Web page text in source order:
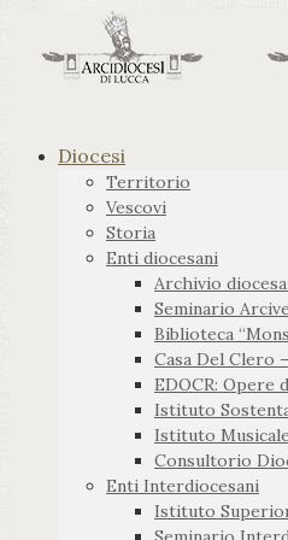
Diocesi
Territorio
Vescovi
Storia
Enti diocesani
Archivio
Seminario
Biblioteca
Casa Del Clero
EDOCR: Opere
Istituto
Istituto
Consultorio
Enti Interdiocesani
Istituto